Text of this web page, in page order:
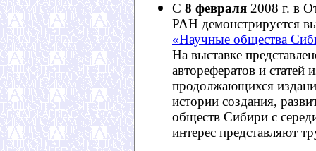
С 8 февраля 2008 г. в
РАН демонстрируется
«Научные общества
На выставке
авторефератов и статей
продолжающихся
истории создания,
обществ Сибири с
интерес представляют